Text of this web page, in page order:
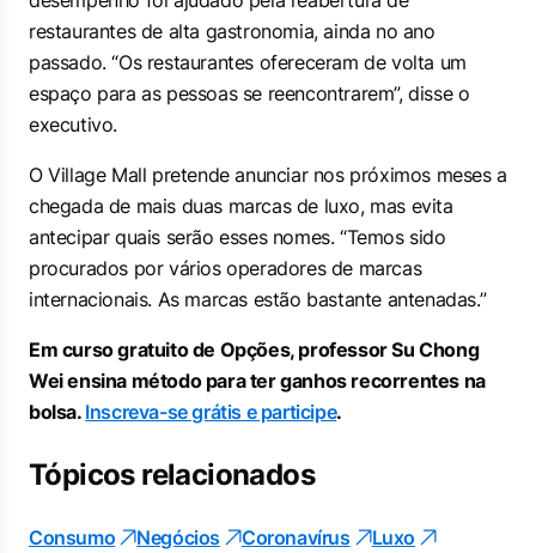
restaurantes de alta gastronomia, ainda no ano
passado. “Os restaurantes ofereceram de volta um
espaço para as pessoas se reencontrarem”, disse o
executivo.
O Village Mall pretende anunciar nos próximos meses a
chegada de mais duas marcas de luxo, mas evita
antecipar quais serão esses nomes. “Temos sido
procurados por vários operadores de marcas
internacionais. As marcas estão bastante antenadas.”
Em curso gratuito de Opções, professor Su Chong
Wei ensina método para ter ganhos recorrentes na
bolsa. Inscreva-se grátis e participe.
Tópicos relacionados
Consumo Negócios Coronavírus
Luxo